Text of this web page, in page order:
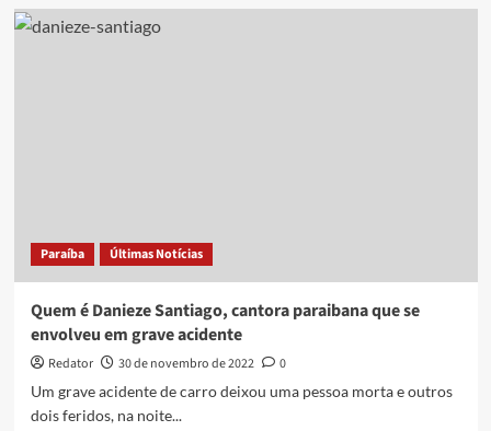
Danieze
Santiago
cantores
e
justifica:
‘Foi
erro’
Paraíba Últimas Notícias
Quem é Danieze Santiago, cantora paraibana que se
envolveu em grave acidente
Redator 30 de novembro de 2022
0
Um grave acidente de carro deixou uma pessoa morta e outros
dois feridos, na noite...